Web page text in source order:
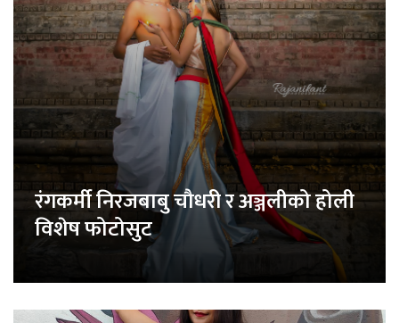
रंगकर्मी निरजबाबु चौधरी र अञ्जलीको होली
विशेष फोटोसुट